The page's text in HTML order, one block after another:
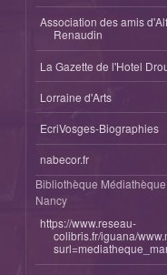
Association des amis
Renaudin
La Gazette de l'Hotel
Lorraine d'Arts
EcriVosges-Biographies
nabecor.fr
Bibliothèque
Nancy
https://www.reseau-
colibris.fr/iguana/